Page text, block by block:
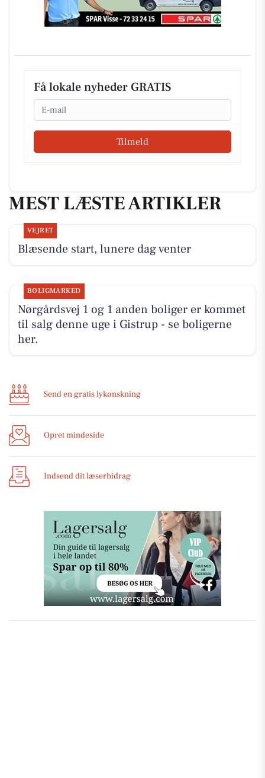
Få lokale nyheder GRATIS
Email
Tilmeld
MEST LÆSTE ARTIKLER
VEJRET
Blæsende start, lunere dag venter
BOLIGMARKED
Nørgårdsvej 1 og 1 anden boliger er kommet
til salg denne uge i Gistrup - se boligerne
her.
Send en gratis lykønskning
Opret mindeside
Indsend dit læserbidrag